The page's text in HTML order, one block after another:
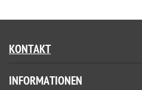
KONTAKT
INFORMATIONEN